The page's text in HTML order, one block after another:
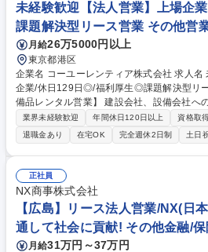
未経験歓迎【法人営業】上場企
課題解決型リース営業 その他営
月給26万5000円以上
東京都港区
企業名 コーユーレンティア株式会社 求人名 未経験歓迎【法人営業】上場
企業/休日129日◎/福利厚生◎課題解決型リース営業 仕事の内
備品レンタル営業】 建設会社、設備会社への
手建設会社や設備会社の建設現場仮設事務
いただきます。 什器備品・ICT商材などのレ
題やニーズを把握し、業務効率化やコスト
を提案します。 募集職種 未経験歓迎【法人営業】上場企業/休日129日◎/
福利厚生◎課題解決型リース営業
業界未経験歓迎 年間休日120日以上 資格取
退職金あり
在宅OK 完全週休2日制 土日
正社員
NX商事株式会社
【広島】リース法人営業/NX(日
通して社会に貢献! その他金融/
月給31万円～37万円